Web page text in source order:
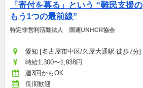
「寄付を募る」という “難民支援の
もう1つの最前線”
特定非営利活動法人　国連UNHCR協会
愛知 [名古屋市中区/久屋大通駅 徒歩7分]
時給1,300〜1,938円
週3回からOK
長期歓迎